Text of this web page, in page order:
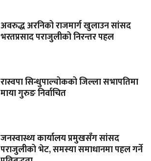
अवरुद्ध अरनिको राजमार्ग खुलाउन सांसद
भरतप्रसाद पराजुलीको निरन्तर पहल
रास्वपा सिन्धुपाल्चोकको जिल्ला सभापतिमा
माया गुरुङ निर्वाचित
जनस्वास्थ्य कार्यालय प्रमुखसँग सांसद
पराजुलीको भेट, समस्या समाधानमा पहल गर्ने